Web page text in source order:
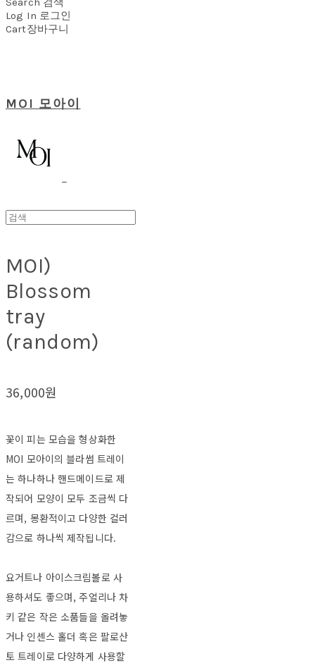
Log In 로그인
Cart장바구니
MOI 모아이
MOI)
Blossom
tray
(random)
36,000원
꽃이 피는 모습을 형상화한
MOI 모아이의 블라썸 트레이
는 하나하나 핸드메이드로 제
작되어 모양이 모두 조금씩 다
르며, 몽환적이고 다양한 컬러
감으로 하나씩 제작됩니다.
요거트나 아이스크림볼로 사
용하셔도 좋으며, 주얼리나 차
키 같은 작은 소품들을 올려놓
거나 인센스 홀더 혹은 팔로산
토 트레이로 다양하게 사용할